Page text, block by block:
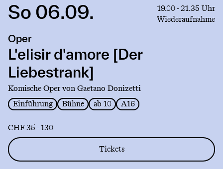
Link
L'elisir
d'amore
[Der
Liebestrank]
So 06.09.
19.00 - 21.35 Uhr
Wiederaufnahme
Oper
L'elisir d'amore [Der
Liebestrank]
Komische Oper von Gaetano Donizetti
Einführung
Bühne ab 10 A16
CHF 35 - 130
Tickets